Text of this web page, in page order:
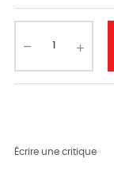
Écrire une critique